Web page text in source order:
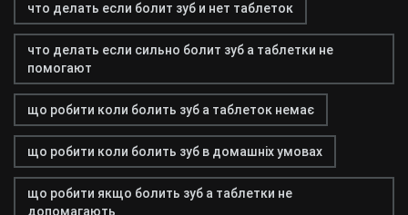
что делать если болит зуб и нет таблеток
что делать если сильно болит зуб а таблетки не
помогают
що робити коли болить зуб а таблеток немає
що робити коли болить зуб в домашніх умовах
що робити якщо болить зуб а таблетки не
допомагають